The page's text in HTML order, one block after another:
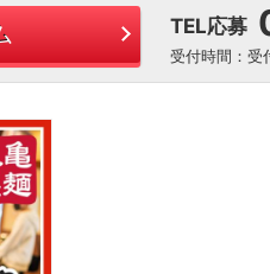
TEL応募
受付時間：受